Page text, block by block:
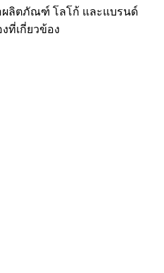
ผลิตภัณฑ์ โลโก้ และแบรนด์
ที่เกี่ยวข้อง